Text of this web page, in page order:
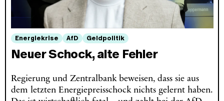
Energiekrise AfD Geldpolitik
Neuer Schock, alte Fehler
Regierung und Zentralbank beweisen, dass sie aus
dem letzten Energiepreisschock nichts gelernt haben.